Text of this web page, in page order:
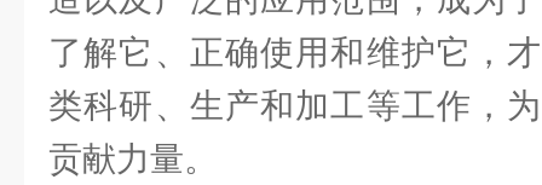
了解它、正确使用和维护它，
类科研、生产和加工等工作，
贡献力量。